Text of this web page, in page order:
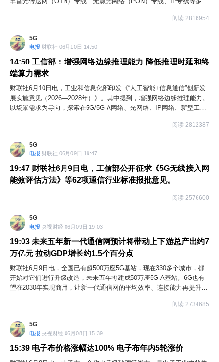
行带宽和时延需求，提升光纤接入网上行带宽配置，推进支持大上行能
阅读 2816954
5G
电报 财联社 06月10日 14:50
14:50 工信部：增强网络边缘推理能力 降低推理时延和终
端算力需求
财联社6月10日电，工业和信息化部印发《“人工智能+信息通信”创新发
展实施意见（2026—2028年）》。其中提到，增强网络边缘推理能力。
以场景需求为导向，探索在5G/5G-A网络、光网络、IP网络、新型工业
文娱等场景应用提供通感算智一体边缘计算服务。探索云网边端协同推
阅读 2812387
5G
电报 财联社 06月09日 19:47
19:47 财联社6月9日电，工信部公开征求《5G无线接入网
能效评估方法》等62项通信行业标准报批意见。
阅读 2576600
5G
电报 央视财经 06月09日 19:03
19:03 未来五年新一代通信网预计将带动上下游总产出约7
万亿元 拉动GDP增长约1.5个百分点
财联社6月9日电，全国已有超500万座5G基站，现在330多个城市，都
开始对它们进行升级改造，未来五年将建成50万座5G-A基站。6G也有
望在2030年实现商用，让新一代通信网的平均效率、连接能力再提升10
约7万亿元，拉动GDP增长约1.5个百分点，可直接创造的就业岗位超过
阅读 2734685
5G
电报 央视财经 06月08日 15:39
15:39 电子布价格涨幅达100% 电子布年内5轮涨价